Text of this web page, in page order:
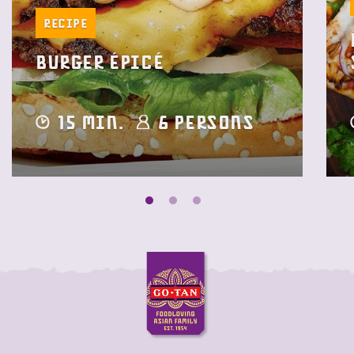
Recipe
Burger épicé
15 min. 6 Persons